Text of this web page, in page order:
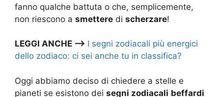
fanno qualche battuta o che, semplicemente,
non riescono a smettere di scherzare!
LEGGI ANCHE –> I segni zodiacali più energici
dello zodiaco: ci sei anche tu in classifica?
Oggi abbiamo deciso di chiedere a stelle e
pianeti se esistono dei segni zodiacali beffardi